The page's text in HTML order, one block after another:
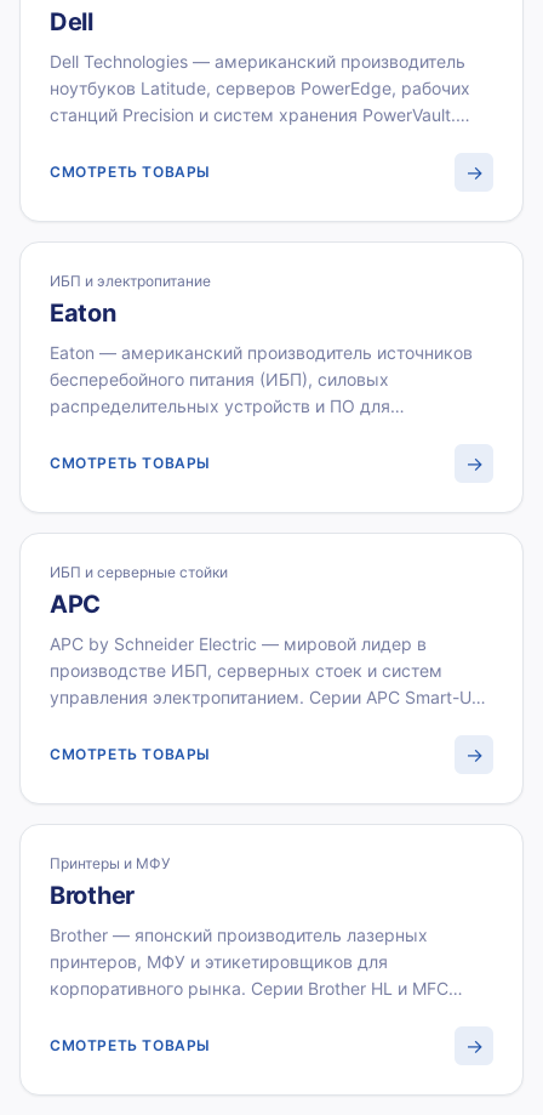
Dell
Dell Technologies — американский производитель
ноутбуков Latitude, серверов PowerEdge, рабочих
станций Precision и систем хранения PowerVault.
расширенными гарантийными программами
ВИСТЛАН поставляет технику Dell оптом: ноутбуки,
серверы, СХД по безналичному расчёту с НДС 22
%.
СМОТРЕТЬ ТОВАРЫ →
ИБП и электропитание
Eaton
Eaton — американский производитель источников
бесперебойного питания (ИБП), силовых
распределительных устройств и ПО для
обеспечивают высокую эффективность при защите
напряжения. ВИСТЛАН поставляет ИБП Eaton оптом
с НДС 22 % для серверных и офисов.
СМОТРЕТЬ ТОВАРЫ →
ИБП и серверные стойки
APC
APC by Schneider Electric — мировой лидер в
производстве ИБП, серверных стоек и систем
управления электропитанием. Серии APC Smart-UPS
серверов, сетевого оборудования и рабочих мест.
по безналичному расчёту с НДС 22 %.
СМОТРЕТЬ ТОВАРЫ →
Принтеры и МФУ
Brother
Brother — японский производитель лазерных
принтеров, МФУ и этикетировщиков для
корпоративного рынка. Серии Brother HL и MFC
мин) и низкую стоимость страницы в условиях
картриджи оптом с НДС 22 % и документами для
СМОТРЕТЬ ТОВАРЫ →